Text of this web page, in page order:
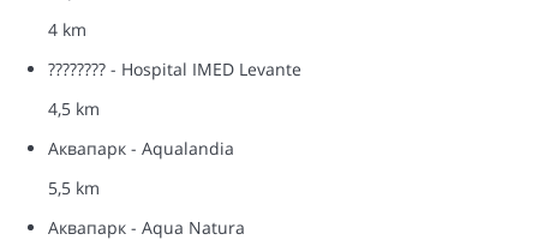
4 km
???????? - Hospital IMED Levante
4,5 km
Аквапарк - Aqualandia
5,5 km
Аквапарк - Aqua Natura